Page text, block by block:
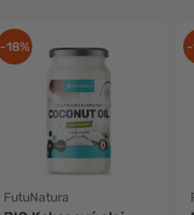
-18%
FutuNatura